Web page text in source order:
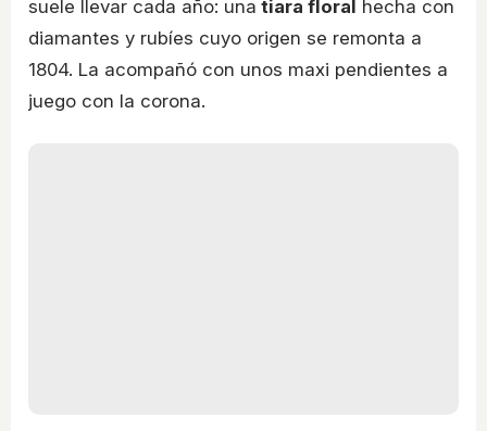
suele llevar cada año: una tiara floral hecha con
diamantes y rubíes cuyo origen se remonta a
1804. La acompañó con unos maxi pendientes a
juego con la corona.